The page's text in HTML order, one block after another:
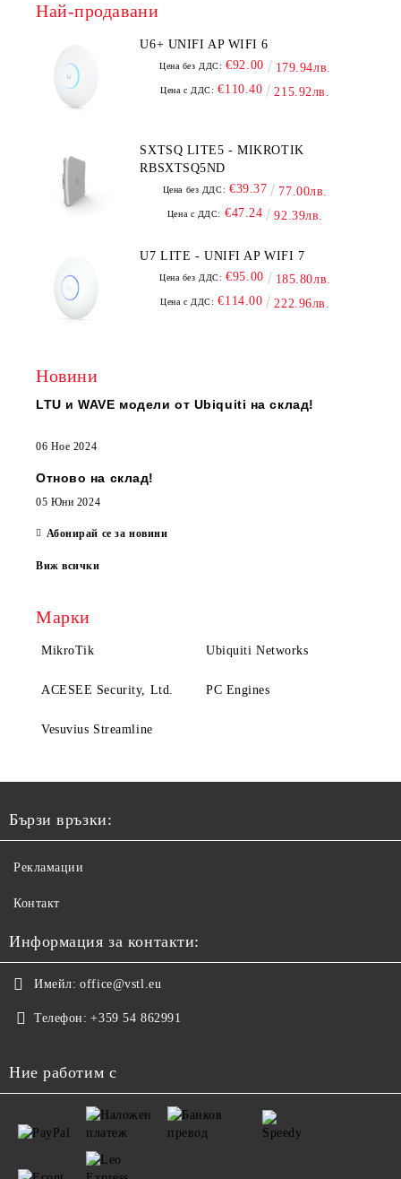
Най-продавани
U6+ UNIFI AP WIFI 6
Цена без ДДС: €92.00 179.94лв.
Цена с ДДС: €110.40 215.92лв.
SXTSQ LITE5 - MIKROTIK
RBSXTSQ5ND
Цена без ДДС: €39.37 77.00лв.
Цена с ДДС: €47.24 92.39лв.
U7 LITE - UNIFI AP WIFI 7
Цена без ДДС: €95.00 185.80лв.
Цена с ДДС: €114.00 222.96лв.
Новини
LTU и WAVE модели от Ubiquiti на склад!
06 Ное 2024
Отново на склад!
05 Юни 2024
Абонирай се за новини
Виж всички
Марки
MikroTik Ubiquiti Networks
ACESEE Security, Ltd. PC Engines
Vesuvius Streamline
Бързи връзки:
Рекламации
Контакт
Информация за контакти:
Имейл: office@vstl.eu
Телефон: +359 54 862991
Ние работим с